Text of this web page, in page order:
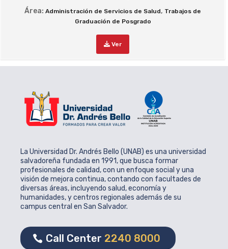
Área: Administración de Servicios de Salud, Trabajos de
Graduación de Posgrado
Ver
La Universidad Dr. Andrés Bello (UNAB) es una universidad
salvadoreña fundada en 1991, que busca formar
profesionales de calidad, con un enfoque social y una
visión de mejora continua, contando con facultades de
diversas áreas, incluyendo salud, economía y
humanidades, y centros regionales además de su
campus central en San Salvador.
Call Center 2240 8000